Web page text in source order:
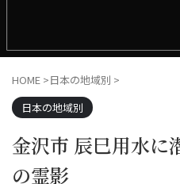
HOME >日本の地域別 >
日本の地域別
金沢市 辰巳用水に
の霊影